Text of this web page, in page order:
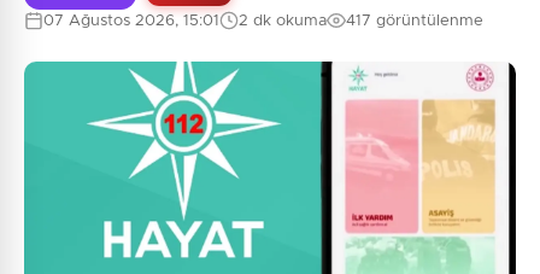
07 Ağustos 2026, 15:01 2 dk okuma 417 görüntülenme